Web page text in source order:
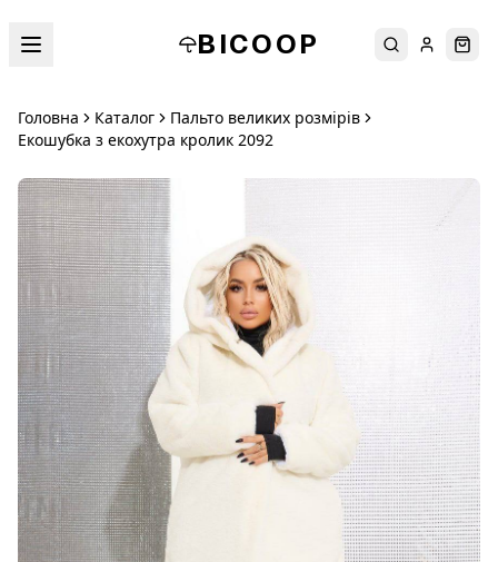
BICOOP ПошукУвійти
Головна Каталог
Пальто великих розмірів
Екошубка з екохутра кролик 2092